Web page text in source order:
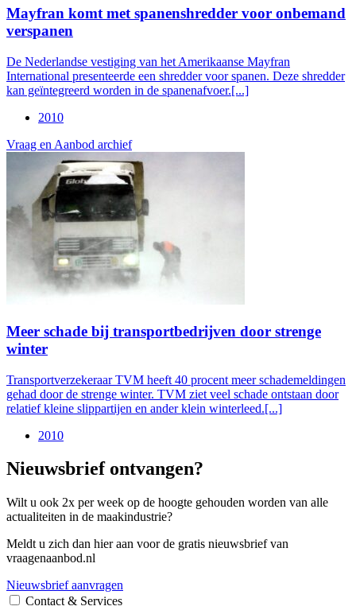
Mayfran komt met spanenshredder voor onbemand
verspanen
De Nederlandse vestiging van het Amerikaanse Mayfran
International presenteerde een shredder voor spanen. Deze shredder
kan geïntegreerd worden in de spanenafvoer.[...]
2010
Vraag en Aanbod archief
Meer schade bij transportbedrijven door strenge
winter
Transportverzekeraar TVM heeft 40 procent meer schademeldingen
gehad door de strenge winter. TVM ziet veel schade ontstaan door
relatief kleine slippartijen en ander klein winterleed.[...]
2010
Nieuwsbrief ontvangen?
Wilt u ook 2x per week op de hoogte gehouden worden van alle
actualiteiten in de maakindustrie?
Meldt u zich dan hier aan voor de gratis nieuwsbrief van
vraagenaanbod.nl
Nieuwsbrief aanvragen
Contact & Services